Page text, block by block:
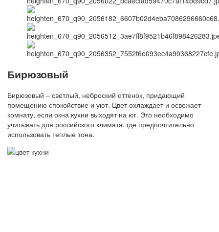
Бирюзовый
Бирюзовый – светлый, неброский оттенок, придающий
помещению спокойствие и уют. Цвет охлаждает и освежает
комнату, если окна кухни выходят на юг. Это необходимо
учитывать для российского климата, где предпочтительно
использовать теплые тона.